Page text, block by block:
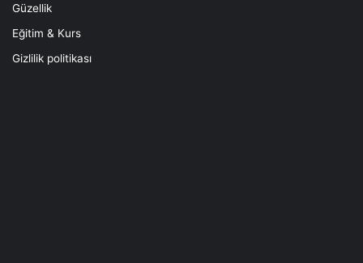
Güzellik
Eğitim & Kurs
Gizlilik politikası